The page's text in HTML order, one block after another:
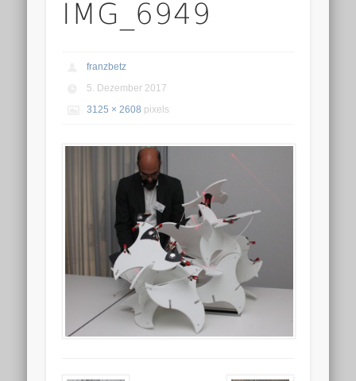
IMG_6949
franzbetz
5. Dezember 2017
3125 × 2608 pixels